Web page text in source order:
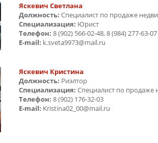
Яскевич Светлана
Должность: Специалист по продаже
Специализация: Юрист
Телефон: 8 (902) 566-02-48, 8 (984) 277-63-07
E-mail: k.sveta9973@mail.ru
Яскевич Кристина
Должность: Риэлтор
Специализация: Специалист по продаже
Телефон: 8 (902) 176-32-03
E-mail: Kristina02_00@mail.ru